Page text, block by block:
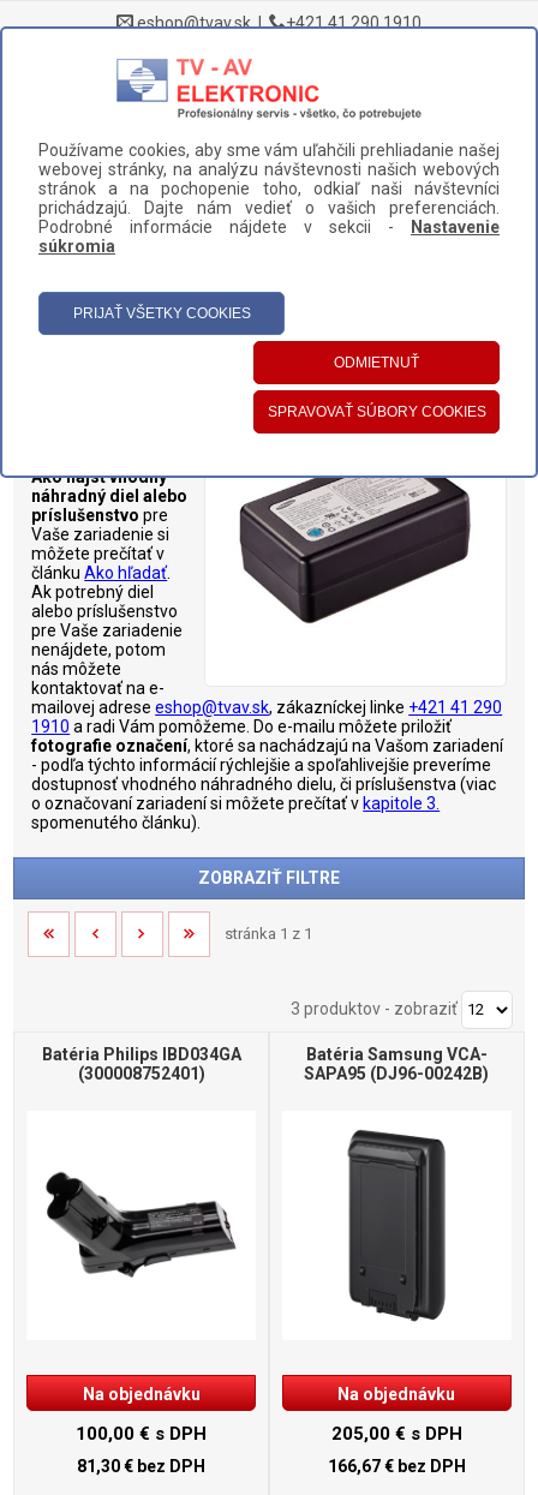
eshop@tvav.sk| +421 41 290 1910
DOMOV > NÁHRADNÉ DIELY A PRÍSLUŠENSTVO > VYSÁVAČE >
BATÉRIE
UŽÍVATEĽSKÝ PANEL
KATEGÓRIE
Ako nájsť vhodný
náhradný diel alebo
príslušenstvo pre
Vaše zariadenie si
môžete prečítať v
článkuAko hľadať
Ak potrebný diel
alebo príslušenstvo
pre Vaše zariadenie
nenájdete, potom
nás môžete
kontaktovať na e-
mailovej adreseeshop@tvav.sk, zákazníckej linke +421 41 290
1910 a radi Vám pomôžeme. Do e-mailu môžete priložiť
fotografie označení, ktoré sa nachádzajú na Vašom zariadení
- podľa týchto informácií rýchlejšie a spoľahlivejšie preveríme
dostupnosť vhodného náhradného dielu, či príslušenstva (viac
o označovaní zariadení si môžete prečítať v kapitole 3.
spomenutého článku).
ZOBRAZIŤ FILTRE
stránka 1 z 1
3 produktov- zobraziť
Batéria Philips IBD034GA
(300008752401)
Na objednávku
100,00 € s DPH
81,30 € bez DPH
Batéria Samsung VCA-
SAPA95 (DJ96-00242B)
Na objednávku
205,00 € s DPH
166,67 € bez DPH
Používame cookies, aby sme vám uľahčili prehliadanie našej
webovej stránky, na analýzu návštevnosti našich webových
stránok a na pochopenie toho, odkiaľ naši návštevníci
prichádzajú. Dajte nám vedieť o vašich preferenciách.
Podrobné informácie nájdete v sekcii -
Nastavenie
súkromia